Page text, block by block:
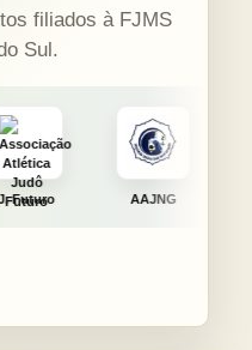
filiados à FJMS
Sul.
AAJNG TSURU